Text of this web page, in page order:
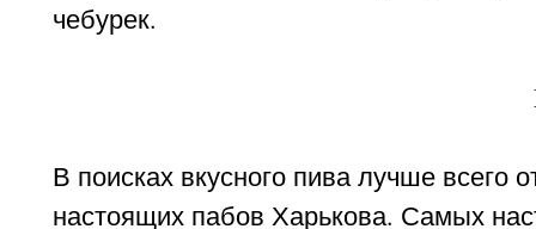
чебурек.
В поисках вкусного пива лучше всего
настоящих пабов Харькова. Самых